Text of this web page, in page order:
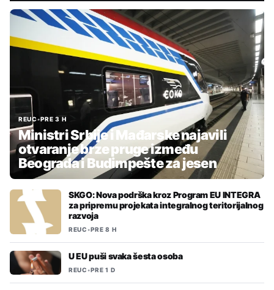
REUC•PRE 3 H
Ministri Srbije i Mađarske najavili
otvaranje brze pruge između
Beograda i Budimpešte za jesen
SKGO: Nova podrška kroz Program EU INTEGRA
za pripremu projekata integralnog teritorijalnog
razvoja
REUC•PRE 8 H
U EU puši svaka šesta osoba
REUC•PRE 1 D